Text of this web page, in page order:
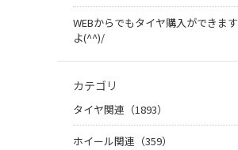
WEBからでもタイヤ購入ができます
よ(^^)/
カテゴリ
タイヤ関連（1893）
ホイール関連（359）